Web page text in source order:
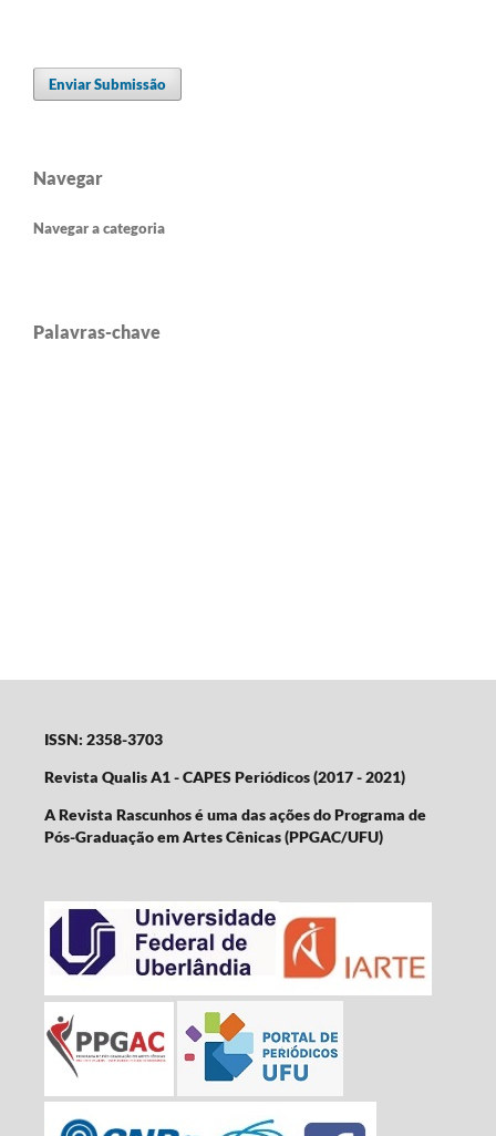
Enviar Submissão
Navegar
Navegar a categoria
Palavras-chave
ISSN: 2358-3703
Revista Qualis A1 - CAPES Periódicos (2017 - 2021)
A Revista Rascunhos é uma das ações do Programa de
Pós-Graduação em Artes Cênicas (PPGAC/UFU)